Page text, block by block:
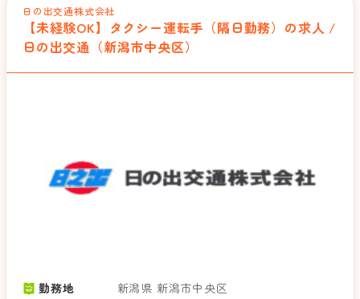
日の出交通株式会社
【未経験OK】タクシー運転手（隔日勤務）の求人 /
日の出交通（新潟市中央区）
勤務地
新潟県 新潟市中央区